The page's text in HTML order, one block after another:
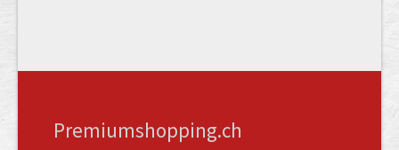
Premiumshopping.ch